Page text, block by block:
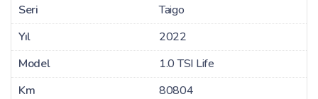
Seri
Taigo
Yıl
2022
Model
1.0 TSI Life
Km
80804